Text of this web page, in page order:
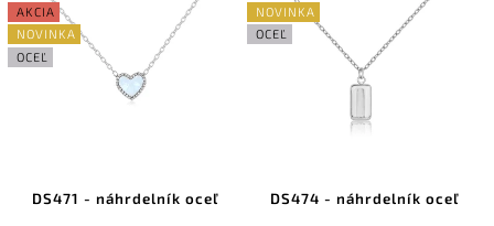
AKCIA
NOVINKA
OCEĽ
DS471 - náhrdelník oceľ
NOVINKA
OCEĽ
DS474 - náhrdelník oceľ